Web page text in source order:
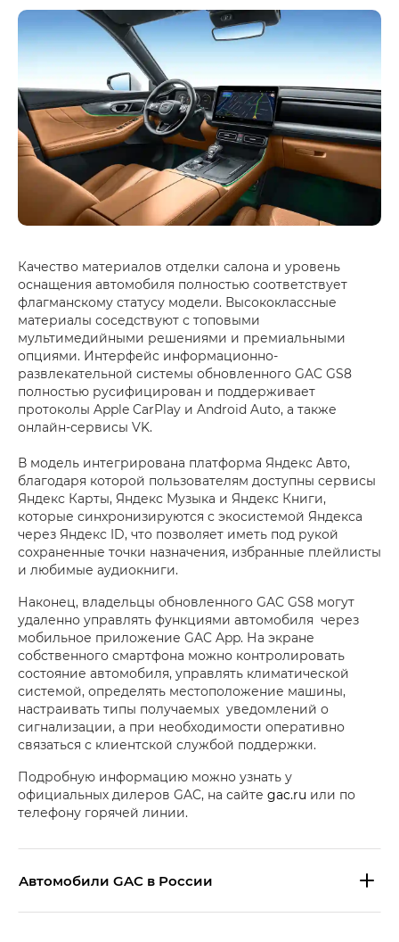
Качество материалов отделки салона и уровень
оснащения автомобиля полностью соответствует
флагманскому статусу модели. Высококлассные
материалы соседствуют с топовыми
мультимедийными решениями и премиальными
опциями. Интерфейс информационно-
развлекательной системы обновленного GAC GS8
полностью русифицирован и поддерживает
протоколы Apple CarPlay и Android Auto, а также
онлайн-сервисы VK.
В модель интегрирована платформа Яндекс Авто,
благодаря которой пользователям доступны сервисы
Яндекс Карты, Яндекс Музыка и Яндекс Книги,
которые синхронизируются с экосистемой Яндекса
через Яндекс ID, что позволяет иметь под рукой
сохраненные точки назначения, избранные плейлисты
и любимые аудиокниги.
Наконец, владельцы обновленного GAC GS8 могут
удаленно управлять функциями автомобиля через
мобильное приложение GAC App. На экране
собственного смартфона можно контролировать
состояние автомобиля, управлять климатической
системой, определять местоположение машины,
настраивать типы получаемых уведомлений о
сигнализации, а при необходимости оперативно
связаться с клиентской службой поддержки.
Подробную информацию можно узнать у
официальных дилеров GAC, на сайте gac.ru или по
телефону горячей линии.
Aвтомобили GAC в России